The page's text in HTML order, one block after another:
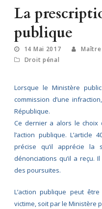
La
publique
14 Mai 2017
Maître
Droit pénal
Lorsque le Ministère
commission d’une
République.
Ce dernier a alors le choix
l’action publique.
précise qu’il apprécie
dénonciations qu’il a reçu.
des poursuites.
L’action publique peut
victime, soit par le Ministère